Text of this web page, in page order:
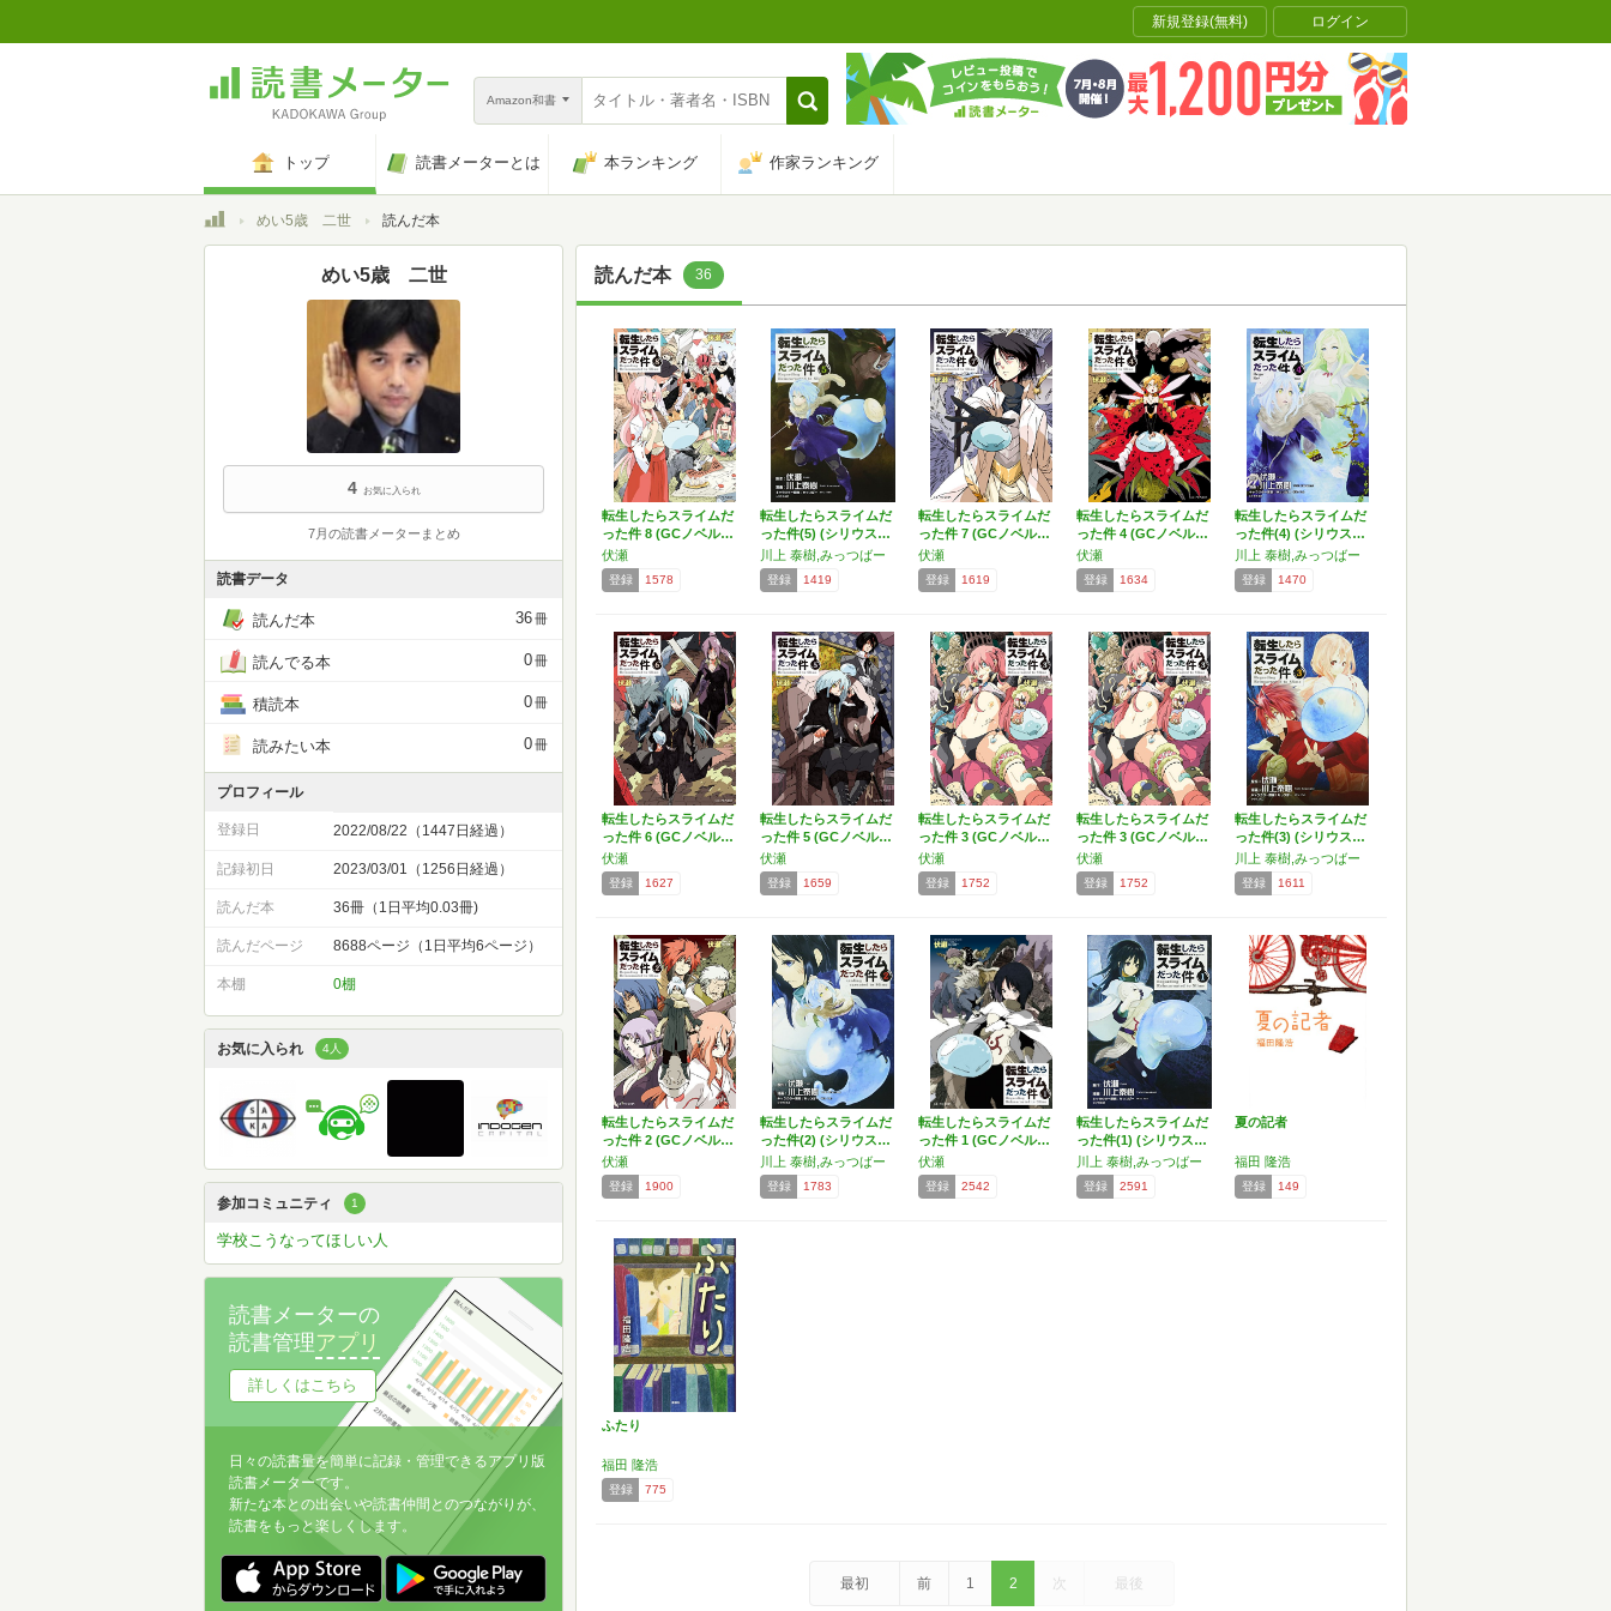
新規登録(無料) ログイン
Amazon和書
トップ 読書メーターとは 本ランキング 作家ランキング
トップめい5歳 二世 読んだ本
読んだ本 36
転生したらスライムだ
った件 8 (GCノベル…
伏瀬
登録 1578
転生したらスライムだ
った件(5) (シリウス…
川上 泰樹,みっつばー
登録 1419
転生したらスライムだ
った件 7 (GCノベル…
伏瀬
登録 1619
転生したらスライムだ
った件 4 (GCノベル…
伏瀬
登録 1634
転生したらスライムだ
った件(4) (シリウス…
川上 泰樹,みっつばー
登録 1470
転生したらスライムだ
った件 6 (GCノベル…
伏瀬
登録 1627
転生したらスライムだ
った件 5 (GCノベル…
伏瀬
登録 1659
転生したらスライムだ
った件 3 (GCノベル…
伏瀬
登録 1752
転生したらスライムだ
った件 3 (GCノベル…
伏瀬
登録 1752
転生したらスライムだ
った件(3) (シリウス…
川上 泰樹,みっつばー
登録 1611
転生したらスライムだ
った件 2 (GCノベル…
伏瀬
登録 1900
転生したらスライムだ
った件(2) (シリウス…
川上 泰樹,みっつばー
登録 1783
転生したらスライムだ
った件 1 (GCノベル…
伏瀬
登録 2542
転生したらスライムだ
った件(1) (シリウス…
川上 泰樹,みっつばー
登録 2591
夏の記者
福田 隆浩
登録 149
ふたり
福田 隆浩
登録 775
最初 前 1 2 次 最後
めい5歳 二世
4 お気に入られ
7月の読書メーターまとめ
読書データ
読んだ本 36冊
読んでる本 0冊
積読本 0冊
読みたい本 0冊
プロフィール
登録日 2022/08/22（1447日経過）
記録初日 2023/03/01（1256日経過）
読んだ本 36冊（1日平均0.03冊)
読んだページ 8688ページ（1日平均6ページ）
本棚 0棚
お気に入られ 4人
参加コミュニティ 1
学校こうなってほしい人
読書メーターの
読書管理アプリ
詳しくはこちら
日々の読書量を簡単に記録・管理できるアプリ版
読書メーターです。
新たな本との出会いや読書仲間とのつながりが、
読書をもっと楽しくします。